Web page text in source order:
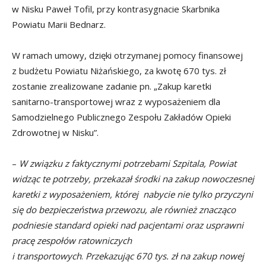
w Nisku Paweł Tofil, przy kontrasygnacie Skarbnika
Powiatu Marii Bednarz.
W ramach umowy, dzięki otrzymanej pomocy finansowej
z budżetu Powiatu Niżańskiego, za kwotę 670 tys. zł
zostanie zrealizowane zadanie pn. „Zakup karetki
sanitarno-transportowej wraz z wyposażeniem dla
Samodzielnego Publicznego Zespołu Zakładów Opieki
Zdrowotnej w Nisku”.
– W związku z faktycznymi potrzebami Szpitala, Powiat
widząc te potrzeby, przekazał środki na zakup nowoczesnej
karetki z wyposażeniem, której nabycie nie tylko przyczyni
się do bezpieczeństwa przewozu, ale również znacząco
podniesie standard opieki nad pacjentami oraz usprawni
pracę zespołów ratowniczych
i transportowych. Przekazując 670 tys. zł na zakup nowej